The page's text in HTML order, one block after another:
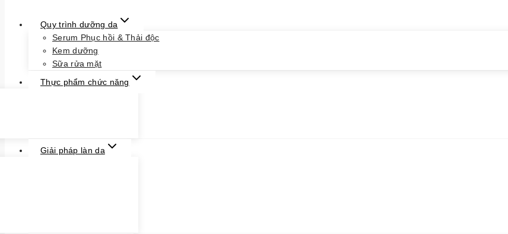
Quy trình dưỡng da
Serum Phục hồi & Thải độc
Kem dưỡng
Sữa rửa mặt
Thực phẩm chức năng
Giải pháp làn da